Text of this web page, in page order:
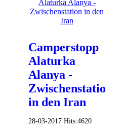
Camperstopp
Alaturka
Alanya -
Zwischenstation
in den Iran
28-03-2017 Hits:4620